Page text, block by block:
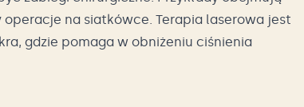
na siatkówce. Terapia laserowa jest
gdzie pomaga w obniżeniu ciśnienia